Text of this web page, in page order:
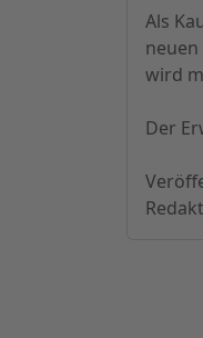
Als
wird
Der